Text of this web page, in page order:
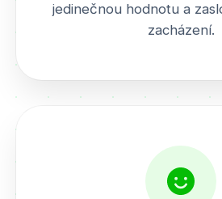
jedinečnou hodnotu a
zacházení.